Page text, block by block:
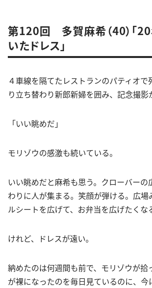
第120回 多賀麻希（40）「
いたドレス」
４車線を隔てたレストランのパティオで
り立ち替わり新郎新婦を囲み、記念撮影
「いい眺めだ」
モリゾウの感激も続いている。
いい眺めだと麻希も思う。クローバーの
わりに人が集まる。笑顔が弾ける。広場
ルシートを広げて、お弁当を広げたくな
けれど、ドレスが遠い。
納めたのは何週間も前で、モリゾウが拾
が裸になったのを毎日見ているのに、今